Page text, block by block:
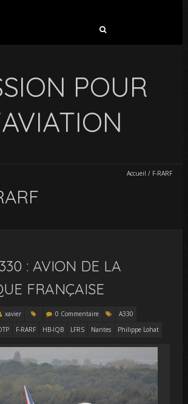
POUR
Accueil / F-RARF
: AVION DE LA
FRANÇAISE
xavier 0 Commentaire
A330
F-RARF HB-IQB LFRS Nantes Philippe Lohat